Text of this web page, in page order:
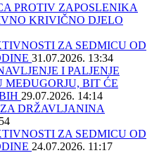
PROTIV ZAPOSLENIKA
KRIVIČNO DJELO
ZA SEDMICU OD
31.07.2026. 13:34
I PALJENJE
MEĐUGORJU, BIT ĆE
29.07.2026. 14:14
DRŽAVLJANINA
ZA SEDMICU OD
24.07.2026. 11:17